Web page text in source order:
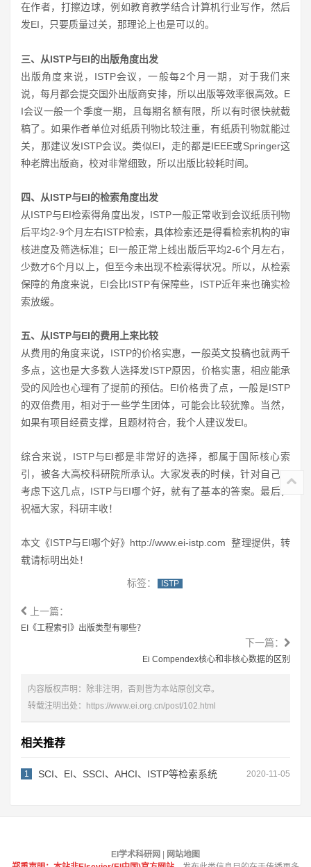
在作者，打擦边球，例如教育教学结合计算机行业写作，然后
发EI，只要质量过关，那理论上也是可以的。
三、从ISTP与EI的出版角度出发
出版角度来说，ISTP会议，一般每2个月一期，对于我们来
说，每月都会提交国外出版商安排，所以出版等效率很高效。E
I会议一般一个季度一期，且每期名额有限，所以有时很快就截
稿了。如果作者单位对纸质刊物比较注重，有纸质刊物就能过
关，那建议发ISTP会议。类似EI，走的都是IEEE或Springer这
种老牌出版商，校对非常细致，所以出版比较耗时间。
四、从ISTP与EI的检索角度出发
从ISTP与EI检索得角度出发，ISTP一般正常收到会议纸质刊物
后平均2-9个月左右ISTP检索，具体检索还是得看检索机构的审
核进度及筛选标准；EI一般正常上线出版后平均2-6个月左右，
少数才6个月以上，但至今未出现不检索得状况。所以，从检索
保障的角度来说，EI会比ISTP有保障些，ISTP近年来也确实检
索放缓。
五、从ISTP与EI的费用上来比较
从费用的角度来说，ISTP的价格实惠，一般英文投稿也就两千
多点，这也是大多数人选择发ISTP原因，价格实惠，相应能承
受的风险也心理有了提前的预估。EI价格贵了点，一般是ISTP
的双倍费用，相对于一些学生团体，可能会比较犹豫。当然，
如果有项目经费支撑，且题材符合，我个人建议发EI。
综合来说，ISTP与EI都是非常好的选择，都属于国际核心索
引，被各大高校科研院所承认。大家发表的时候，针对自己，
考虑下这几点，ISTP与EI哪个好，就有了基本的答案。最后，
祝福大家，科研丰收！
本文《ISTP与EI哪个好》 http://www.ei-istp.com 整理提供，转
载请标明出处！
标签： ISTP
上一篇：
EI《工程索引》出版类型有哪些？
下一篇：
Ei Compendex核心和非核心数据的区别
内容版权声明：除非注明，否则皆为本站原创文章。
转载注明出处： https://www.ei.org.cn/post/102.html
相关推荐
2020-11-05
1 SCI、EI、SSCI、AHCI、ISTP等检索系统
EI学术科研网 | 网站地图